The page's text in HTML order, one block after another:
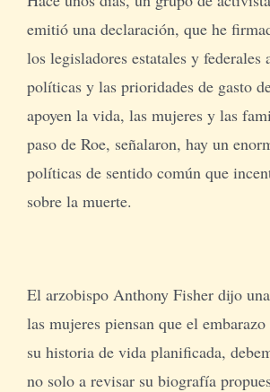
emitió una declaración, que he
los legisladores estatales y federales
políticas y las prioridades de gasto
apoyen la vida, las mujeres y las
paso de Roe, señalaron, hay un
políticas de sentido común que
sobre la muerte.
El arzobispo Anthony Fisher dijo
las mujeres piensan que el
su historia de vida planificada,
no solo a revisar su biografía